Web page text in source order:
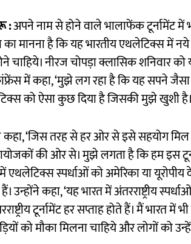
:अपने नाम से होने वाले भालाफेंक टूर्नामेंट
का मानना है कि यह भारतीय एथलेटिक्स में
चाहिये। नीरज चोपड़ा क्लासिक शनिवार को
में कहा, ‘मुझे लग रहा है कि यह सपने
को ऐसा कुछ दिया है जिसकी मुझे खुशी
कहा, ‘जिस तरह से हर ओर से इसे सहयोग
की ओर से। मुझे लगता है कि हम इस
एथलेटिक्स स्पर्धाओं को अमेरिका या यूरोपीय
उन्होंने कहा, ‘यह भारत में अंतरराष्ट्रीय
टूर्नामेंट हर सप्ताह होते हैं। मैं भारत
को मौका मिलना चाहिये और लोगों को